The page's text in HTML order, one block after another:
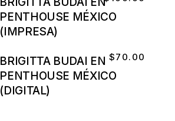
PENTHOUSE MÉXICO
(IMPRESA)
BRIGITTA BUDAI EN
PENTHOUSE MÉXICO
(DIGITAL)
$70.00